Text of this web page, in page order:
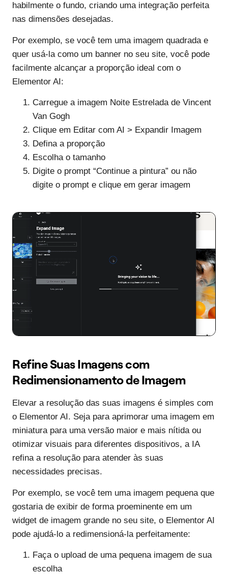
habilmente o fundo, criando uma integração perfeita
nas dimensões desejadas.
Por exemplo, se você tem uma imagem quadrada e
quer usá-la como um banner no seu site, você pode
facilmente alcançar a proporção ideal com o
Elementor AI:
Carregue a imagem Noite Estrelada de Vincent
Van Gogh
Clique em Editar com AI > Expandir Imagem
Defina a proporção
Escolha o tamanho
Digite o prompt “Continue a pintura” ou não
digite o prompt e clique em gerar imagem
Refine Suas Imagens com
Redimensionamento de Imagem
Elevar a resolução das suas imagens é simples com
o Elementor AI. Seja para aprimorar uma imagem em
miniatura para uma versão maior e mais nítida ou
otimizar visuais para diferentes dispositivos, a IA
refina a resolução para atender às suas
necessidades precisas.
Por exemplo, se você tem uma imagem pequena que
gostaria de exibir de forma proeminente em um
widget de imagem grande no seu site, o Elementor AI
pode ajudá-lo a redimensioná-la perfeitamente:
Faça o upload de uma pequena imagem de sua
escolha